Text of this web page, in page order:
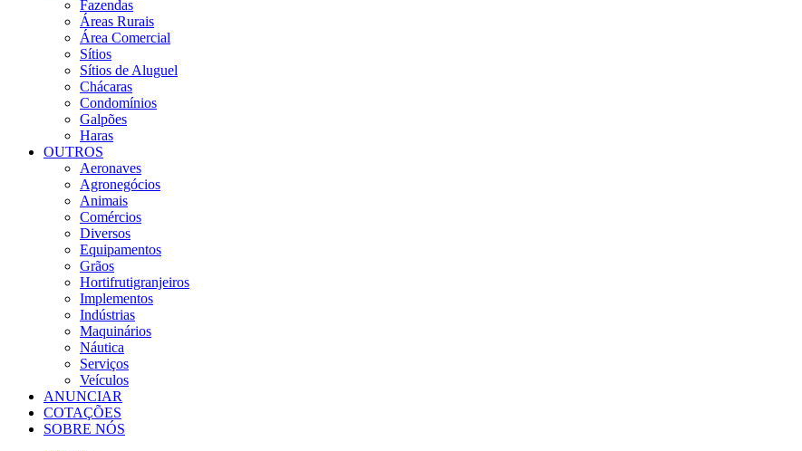
Fazendas
Áreas Rurais
Área Comercial
Sítios
Sítios de Aluguel
Chácaras
Condomínios
Galpões
Haras
OUTROS
Aeronaves
Agronegócios
Animais
Comércios
Diversos
Equipamentos
Grãos
Hortifrutigranjeiros
Implementos
Indústrias
Maquinários
Náutica
Serviços
Veículos
ANUNCIAR
COTAÇÕES
SOBRE NÓS